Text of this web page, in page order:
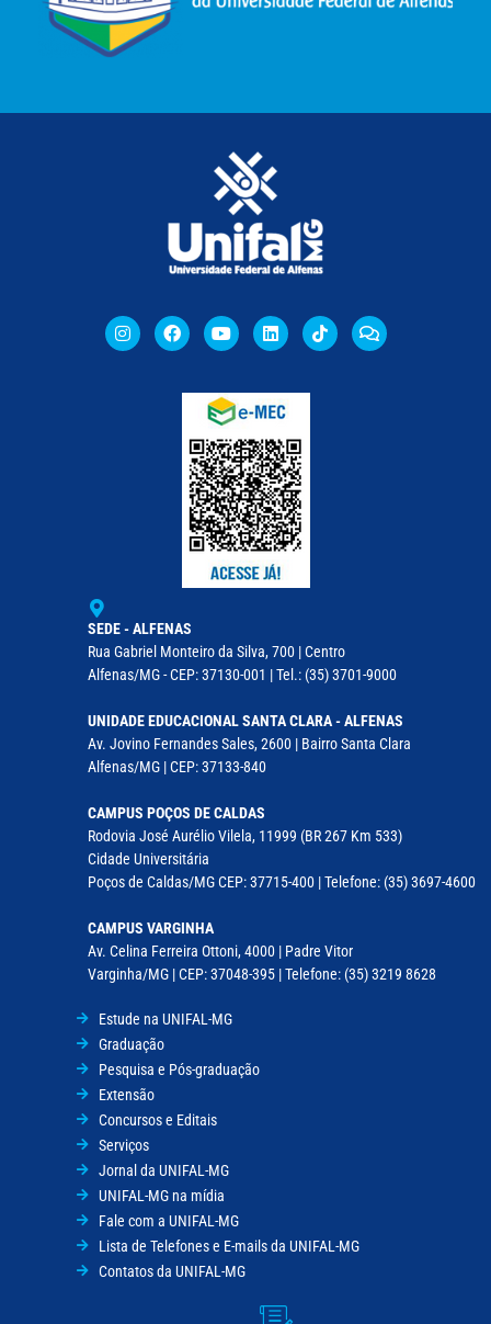
SEDE - ALFENAS
Rua Gabriel Monteiro da Silva, 700 | Centro
Alfenas/MG - CEP: 37130-001 | Tel.: (35) 3701-9000
UNIDADE EDUCACIONAL SANTA CLARA - ALFENAS
Av. Jovino Fernandes Sales, 2600 | Bairro Santa Clara
Alfenas/MG | CEP: 37133-840
CAMPUS POÇOS DE CALDAS
Rodovia José Aurélio Vilela, 11999 (BR 267 Km 533)
Cidade Universitária
Poços de Caldas/MG CEP: 37715-400 | Telefone: (35) 3697-4600
CAMPUS VARGINHA
Av. Celina Ferreira Ottoni, 4000 | Padre Vitor
Varginha/MG | CEP: 37048-395 | Telefone: (35) 3219 8628
Estude na UNIFAL-MG
Graduação
Pesquisa e Pós-graduação
Extensão
Concursos e Editais
Serviços
Jornal da UNIFAL-MG
UNIFAL-MG na mídia
Fale com a UNIFAL-MG
Lista de Telefones e E-mails da UNIFAL-MG
Contatos da UNIFAL-MG